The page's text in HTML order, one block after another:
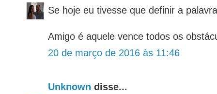
Se hoje eu tivesse que definir a
Amigo é aquele vence todos os
20 de março de 2016 às 11:46
Unknown disse...